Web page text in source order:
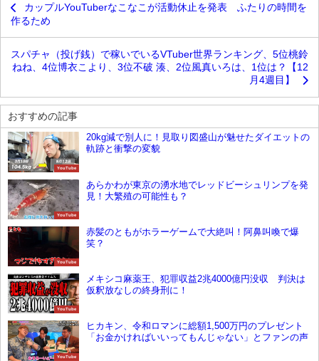
カップルYouTuberなこなこが活動休止を発表 ふたりの時間を
作るため
スパチャ（投げ銭）で稼いでいるVTuber世界ランキング、5位桃鈴
ねね、4位博衣こより、3位不破 湊、2位風真いろは、1位は？【12
月4週目】
おすすめの記事
YouTube
20kg減で別人に！見取り図盛山が魅せたダイエットの
軌跡と衝撃の変貌
YouTube
あらかわが東京の湧水地でレッドビーシュリンプを発
見！大繁殖の可能性も？
YouTube
赤髪のともがホラーゲームで大絶叫！阿鼻叫喚で爆
笑？
YouTube
メキシコ麻薬王、犯罪収益2兆4000億円没収 判決は
仮釈放なしの終身刑に！
YouTube
ヒカキン、令和ロマンに総額1,500万円のプレゼント
「お金かければいいってもんじゃない」とファンの声